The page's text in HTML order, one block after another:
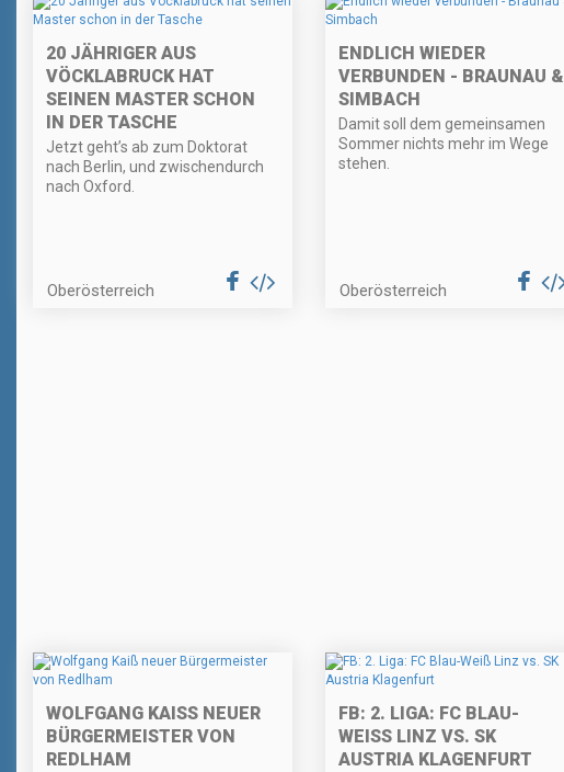
20 JÄHRIGER AUS
VÖCKLABRUCK HAT
SEINEN MASTER SCHON
IN DER TASCHE
Jetzt geht’s ab zum Doktorat
nach Berlin, und zwischendurch
nach Oxford.
Oberösterreich
ENDLICH WIEDER
VERBUNDEN - BRAUNAU &
SIMBACH
Damit soll dem gemeinsamen
Sommer nichts mehr im Wege
stehen.
Oberösterreich
WOLFGANG KAISS NEUER B
ÜRGERMEISTER VON R
EDLHAM
FB: 2. LIGA: FC BLAU-
WEISS LINZ VS. SK A
USTRIA KLAGENFURT